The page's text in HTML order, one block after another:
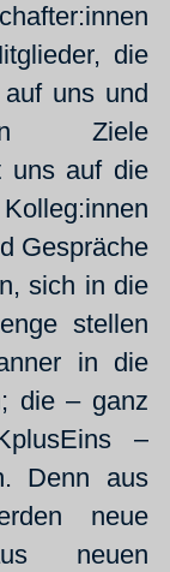
die
uns und
Ziele
uns auf die
Gespräche
sich in die
stellen
in die
die – ganz
–
Denn aus
neue
neuen